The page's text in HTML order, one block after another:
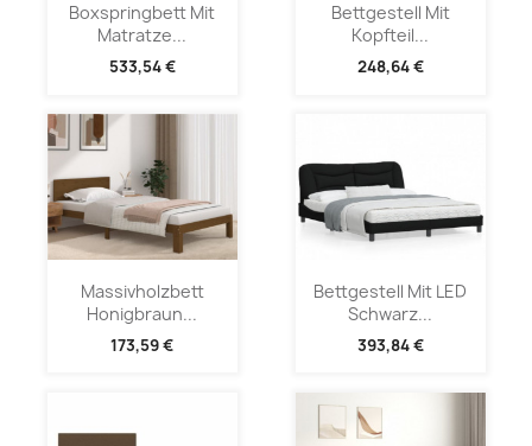
Boxspringbett Mit
Matratze...
533,54 €
Bettgestell Mit
Kopfteil...
248,64 €
Massivholzbett
Honigbraun...
173,59 €
Bettgestell Mit LED
Schwarz...
393,84 €